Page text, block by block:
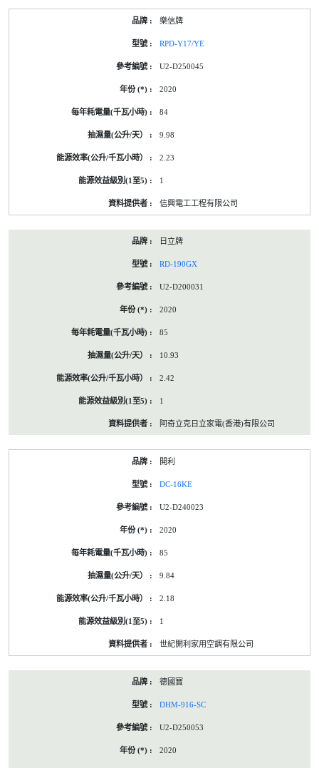
樂信牌
RPD-Y17/YE
U2-D250045
2020
84
9.98
2.23
1
信興電工工程有限公司
日立牌
RD-190GX
U2-D200031
2020
85
10.93
2.42
1
阿奇立克日立家電(香港)有限公司
開利
DC-16KE
U2-D240023
2020
85
9.84
2.18
1
世紀開利家用空調有限公司
德國寶
DHM-916-SC
U2-D250053
2020